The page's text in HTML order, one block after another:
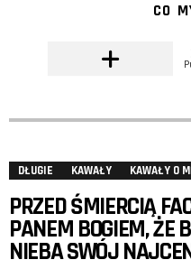
CO
DŁUGIE KAWAŁY KAWAŁY O
PRZED ŚMIERCIĄ
PANEM BOGIEM, ŻE
NIEBA SWÓJ